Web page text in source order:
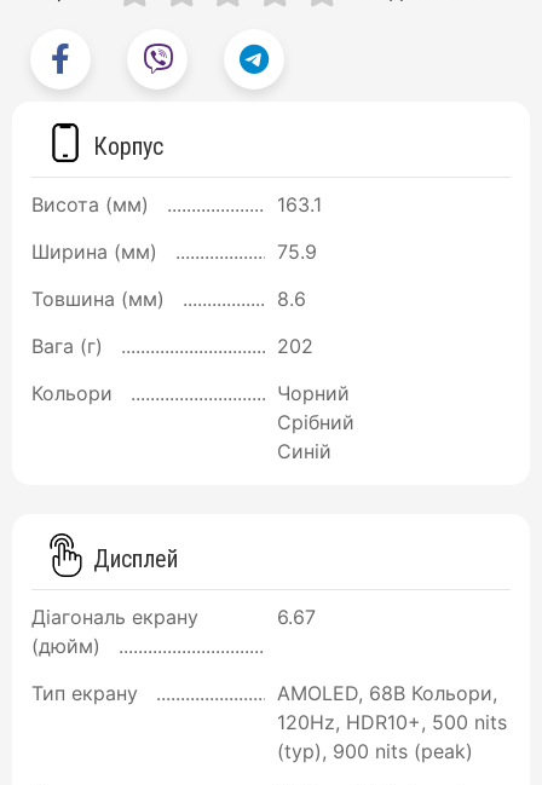
Корпус
Висота (мм)
163.1
Ширина (мм)
75.9
Товшина (мм)
8.6
Вага (г)
202
Кольори
Чорний
Срібний
Синій
Дисплей
Діагональ екрану
(дюйм)
6.67
Тип екрану
AMOLED, 68B Кольори,
120Hz, HDR10+, 500 nits
(typ), 900 nits (peak)